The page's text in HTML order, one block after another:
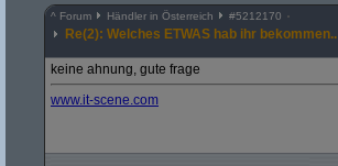
^ Forum Händler in Österreich #5212170
Re(2): Welches ETWAS hab ihr bekommen..
keine ahnung, gute frage
www.it-scene.com